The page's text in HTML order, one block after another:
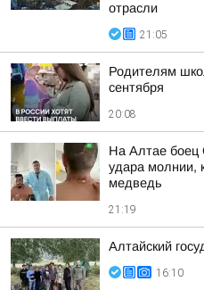
отрасли
21:05
Родителям
сентября
20:08
На Алтае
удара молнии,
медведь
21:19
Алтайский
16:10